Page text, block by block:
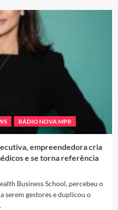
RÁDIO NOVA MPB
empreendedora cria
e se torna referência
Business School, percebeu o
serem gestores e duplicou o